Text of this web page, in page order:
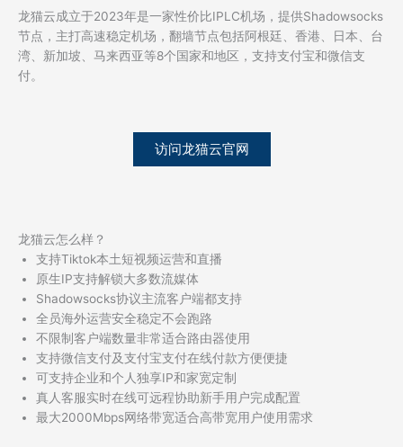
龙猫云成立于2023年是一家性价比IPLC机场，提供Shadowsocks
节点，主打高速稳定机场，翻墙节点包括阿根廷、香港、日本、台
湾、新加坡、马来西亚等8个国家和地区，支持支付宝和微信支
付。
访问龙猫云官网
龙猫云怎么样？
支持Tiktok本土短视频运营和直播
原生IP支持解锁大多数流媒体
Shadowsocks协议主流客户端都支持
全员海外运营安全稳定不会跑路
不限制客户端数量非常适合路由器使用
支持微信支付及支付宝支付在线付款方便便捷
可支持企业和个人独享IP和家宽定制
真人客服实时在线可远程协助新手用户完成配置
最大2000Mbps网络带宽适合高带宽用户使用需求